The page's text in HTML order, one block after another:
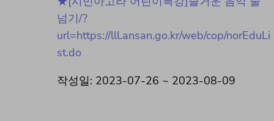
넘기/?
url=https://lll.ansan.go.kr/web/cop/norEduLi
st.do
작성일: 2023-07-26 ~ 2023-08-09